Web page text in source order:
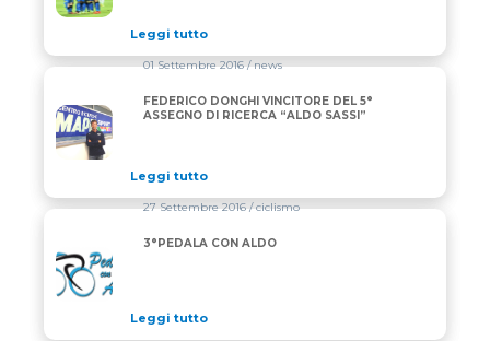
Leggi tutto
FEDERICO DONGHI VINCITORE DEL 5° ASSEGNO DI
01 Settembre 2016/ news
FEDERICO DONGHI VINCITORE DEL 5°
ASSEGNO DI RICERCA “ALDO SASSI”
Leggi tutto
3°PEDALA CON ALDO
27 Settembre 2016/ ciclismo
3°PEDALA CON ALDO
Leggi tutto